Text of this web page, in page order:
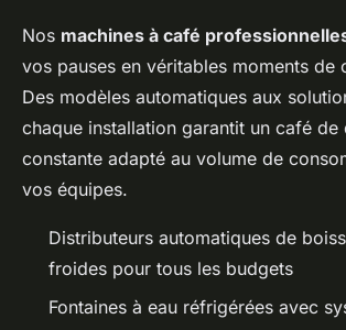
Nos machines à café
vos pauses en véritables moments de
Des modèles automatiques aux
chaque installation garantit un café de
constante adapté au volume de
vos équipes.
Distributeurs automatiques de
froides pour tous les budgets
Fontaines à eau réfrigérées avec